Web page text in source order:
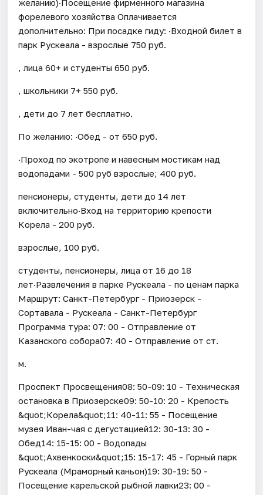
желанию)·Посещение фирменного магазина
форелевого хозяйства Оплачивается
дополнительно: При посадке гиду: ·Входной билет в
парк Рускеала - взрослые 750 руб.
, лица 60+ и студенты 650 руб.
, школьники 7+ 550 руб.
, дети до 7 лет бесплатно.
По желанию: ·Обед - от 650 руб.
·Проход по экотропе и навесным мостикам над
водопадами - 500 руб взрослые; 400 руб.
пенсионеры, студенты, дети до 14 лет
включительно·Вход на территорию крепости
Корела - 200 руб.
взрослые, 100 руб.
студенты, пенсионеры, лица от 16 до 18
лет·Развлечения в парке Рускеала - по ценам парка
Маршрут: Санкт-Петербург - Приозерск -
Сортавала - Рускеала - Санкт-Петербург
Программа тура: 07: 00 - Отправление от
Казанского собора07: 40 - Отправление от ст.
м.
Проспект Просвещения08: 50-09: 10 - Техническая
остановка в Приозерске09: 50-10: 20 - Крепость
&quot;Корела&quot;11: 40-11: 55 - Посещение
музея Иван-чая с дегустацией12: 30-13: 30 -
Обед14: 15-15: 00 - Водопады
&quot;Ахвенкоски&quot;15: 15-17: 45 - Горный парк
Рускеала (Мраморный каньон)19: 30-19: 50 -
Посещение карельской рыбной лавки23: 00 -